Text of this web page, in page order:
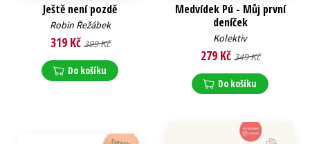
Ještě není pozdě
Robin Řežábek
319 Kč 399 Kč
Do košíku
Medvídek Pú - Můj první
deníček
Kolektiv
279 Kč 349 Kč
Do košíku